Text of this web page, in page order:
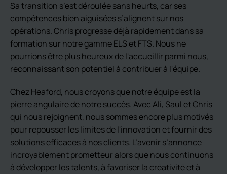
Sa transition s’est déroulée sans heurts, car ses
compétences bien aiguisées s’alignent sur nos
opérations. Chris progresse déjà rapidement dans sa
formation sur notre gamme ELS et FTS. Nous ne
pourrions être plus heureux de l'accueillir parmi nous,
reconnaissant son potentiel à contribuer à l'équipe.
Chez Heaford, nous croyons que notre équipe est la
pierre angulaire de notre succès. Avec Ali, Saul et Chris
qui nous rejoignent, nous sommes encore plus motivés
pour repousser les limites de l'innovation et fournir des
solutions efficaces à nos clients. L’avenir s’annonce
incroyablement prometteur alors que nous continuons
à développer les talents, à favoriser la créativité et à